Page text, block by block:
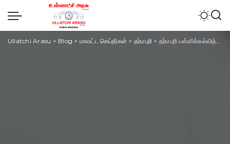
Ullatchi Arasu > Blog > மாவட்ட செய்திகள் > தர்மபுரி > தர்மபுரி பள்ளிக்கல்வித்துறை: சிசிடிவி வீடியோ தவறாகப் பயன்படுத்தி வெளியிட்டவருக்கு கடுமையான சட்ட விசாரணை எடுக்குமா பள்ளி கல்வித்துறை ?